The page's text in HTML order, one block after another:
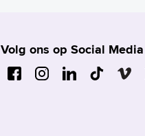
Volg ons op Social Media